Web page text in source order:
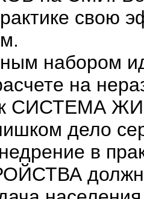
свою
набором
на
СИСТЕМА
дело
в